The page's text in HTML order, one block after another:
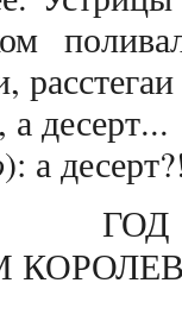
десерт...
): а